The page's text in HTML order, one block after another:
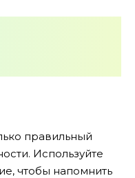
правильный
Используйте
чтобы напомнить